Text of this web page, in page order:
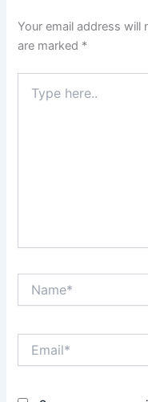
Your email address will
are marked *
here..